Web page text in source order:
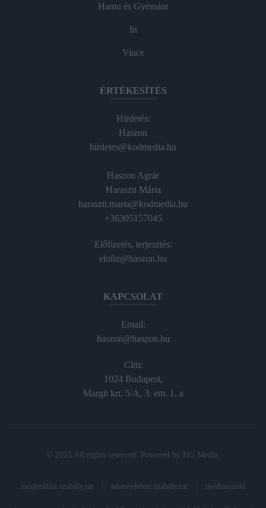
Hamu és Gyémánt
In
Vince
ÉRTÉKESÍTÉS
Hirdetés:
Haszon
hirdetes@kodmedia.hu
Haszon Agrár
Haraszti Márta
haraszti.marta@kodmedia.hu
+36305157045
Előfizetés, terjesztés:
elofiz@haszon.hu
KAPCSOLAT
Email:
haszon@haszon.hu
Cím:
1024 Budapest,
Margit krt. 5/A, 3. em. 1. a
© 2025 All rights reserved. Powered by HG Media
moderálási szabályzat adatvédelmi szabályzat médiaajánló